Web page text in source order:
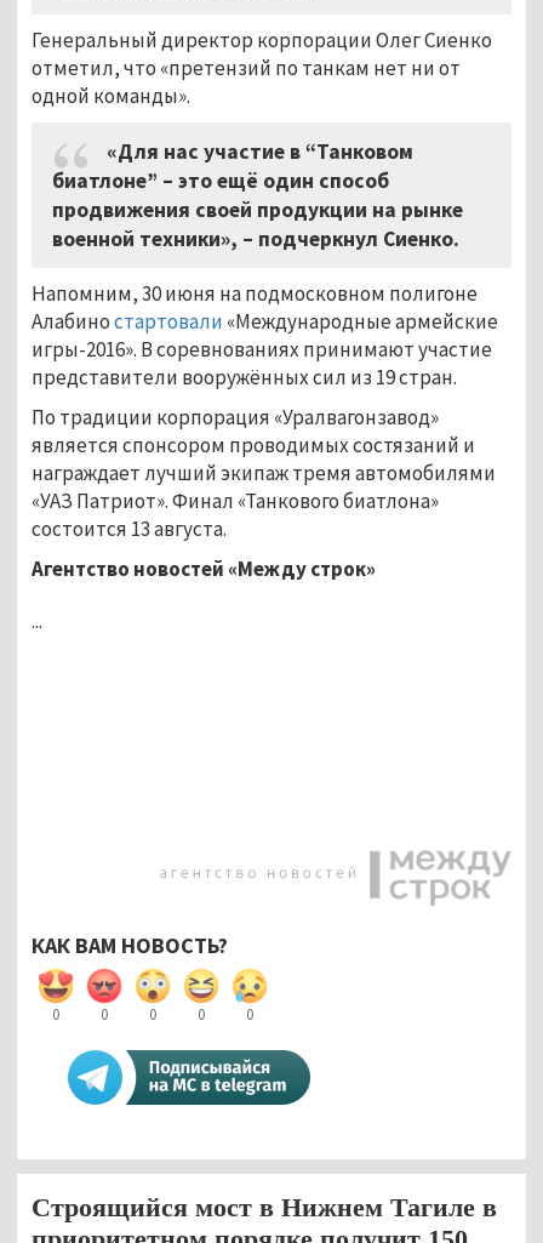
Генеральный директор корпорации Олег Сиенко
отметил, что «претензий по танкам нет ни от
одной команды».
«Для нас участие в “Танковом
биатлоне” – это ещё один способ
продвижения своей продукции на рынке
военной техники», – подчеркнул Сиенко.
Напомним, 30 июня на подмосковном полигоне
Алабиностартовали «Международные армейские
игры-2016». В соревнованиях принимают участие
представители вооружённых сил из 19 стран.
По традиции корпорация «Уралвагонзавод»
является спонсором проводимых состязаний и
награждает лучший экипаж тремя автомобилями
«УАЗ Патриот». Финал «Танкового биатлона»
состоится 13 августа.
Агентство новостей «Между строк»
...
КАК ВАМ НОВОСТЬ?
0 0 0 0 0
Строящийся мост в Нижнем Тагиле в